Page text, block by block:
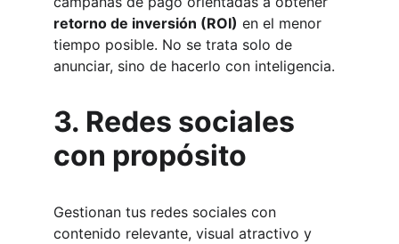
retorno de inversión (ROI) en el menor
tiempo posible. No se trata solo de
anunciar, sino de hacerlo con inteligencia.
3. Redes sociales
con propósito
Gestionan tus redes sociales con
contenido relevante, visual atractivo y